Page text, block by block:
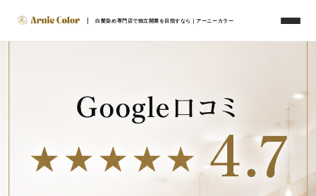
白髪染め専門店で独立開業を目指すなら｜アーニーカラー